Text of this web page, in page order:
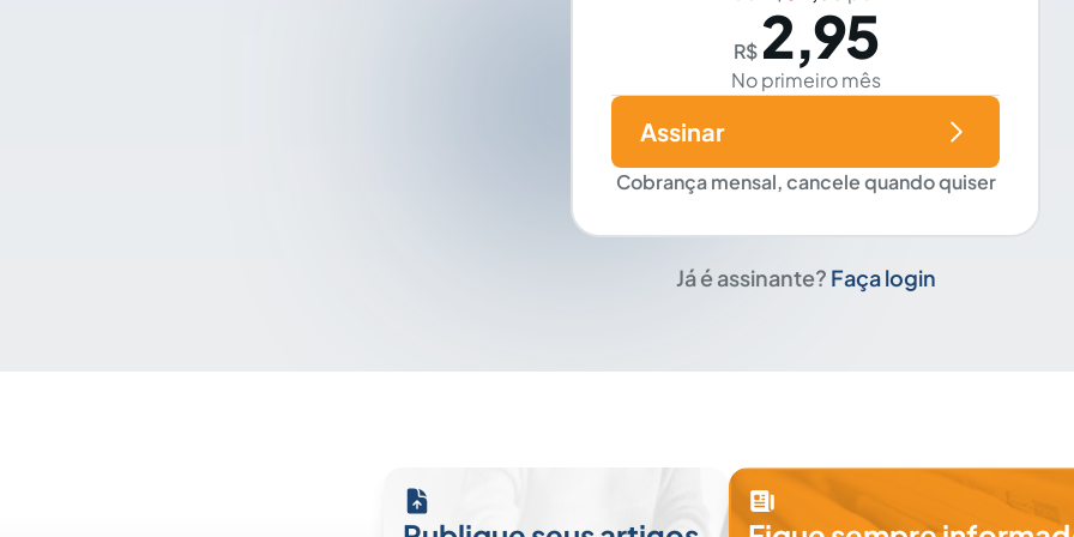
R$ 2,95
No primeiro mês
Cobrança mensal, cancele quando quiser
Assinar
Já é assinante? Faça login